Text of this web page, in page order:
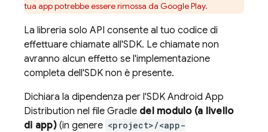
tua app potrebbe essere rimossa da Google Play.
La libreria solo API consente al tuo codice di
effettuare chiamate all'SDK. Le chiamate non
avranno alcun effetto se l'implementazione
completa dell'SDK non è presente.
Dichiara la dipendenza per l'SDK Android App
Distribution nel file Gradle del modulo (a livello
di app)(in genere <project>/<app-